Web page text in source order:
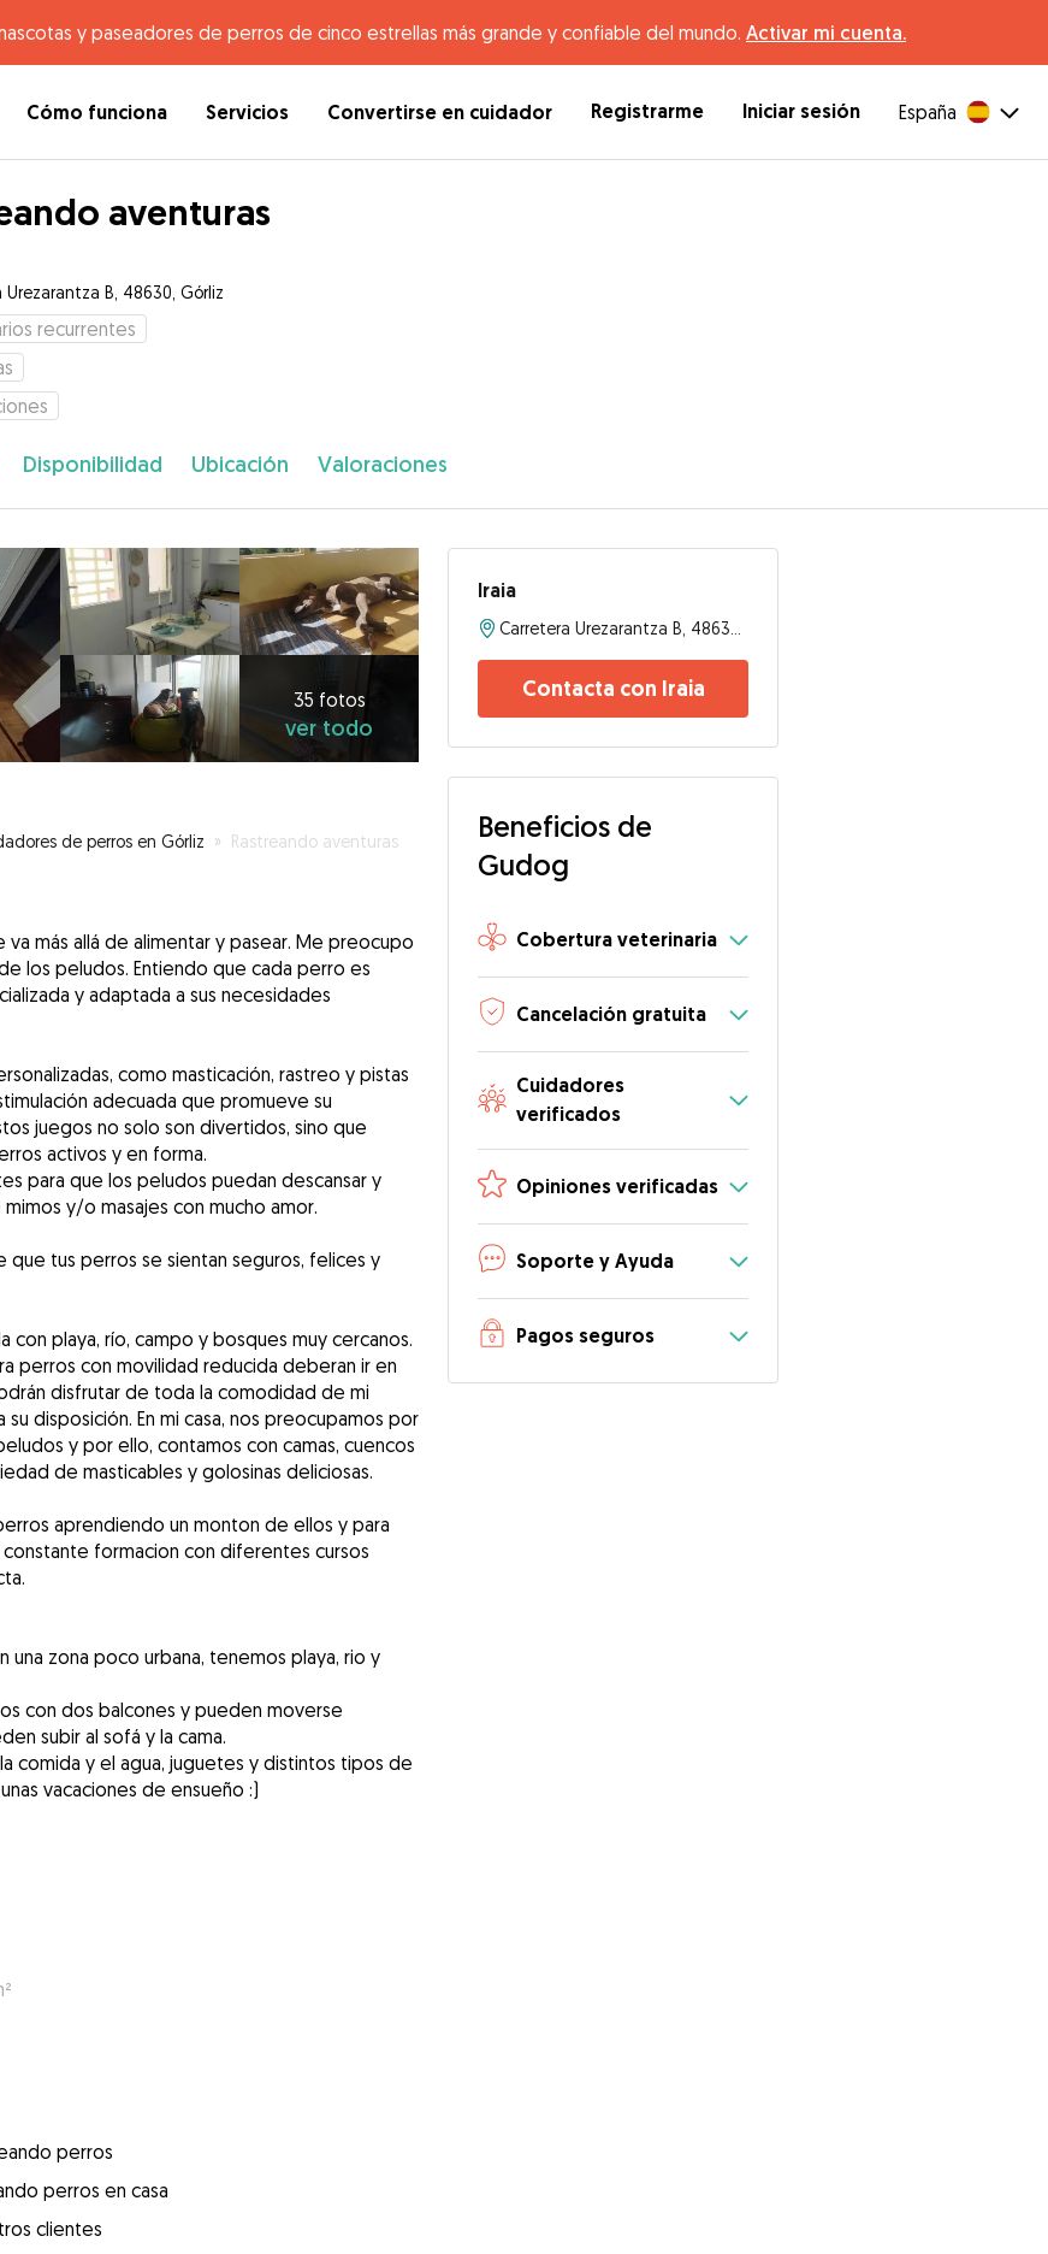
y paseadores de perros de cinco estrellas más grande y confiable del mundo. Activar mi cuenta.
Cómo funciona Servicios Convertirse en cuidador Registrarme Iniciar sesión España
aventuras
Urezarantza B, 48630, Górliz
recurrentes
Disponibilidad Ubicación Valoraciones
35 fotos
ver todo
de perros en Górliz » Rastreando aventuras
más allá de alimentar y pasear. Me preocupo
los peludos. Entiendo que cada perro es
y adaptada a sus necesidades
como masticación, rastreo y pistas
adecuada que promueve su
juegos no solo son divertidos, sino que
activos y en forma.
para que los peludos puedan descansar y
y/o masajes con mucho amor.
tus perros se sientan seguros, felices y
con playa, río, campo y bosques muy cercanos.
perros con movilidad reducida deberan ir en
disfrutar de toda la comodidad de mi
disposición. En mi casa, nos preocupamos por
y por ello, contamos con camas, cuencos
de masticables y golosinas deliciosas.
aprendiendo un monton de ellos y para
formacion con diferentes cursos
una zona poco urbana, tenemos playa, rio y
con dos balcones y pueden moverse
subir al sofá y la cama.
comida y el agua, juguetes y distintos tipos de
vacaciones de ensueño :)
perros
perros en casa
clientes
Iraia
Contacta con Iraia
Beneficios de
Gudog
Cobertura veterinaria
Cancelación gratuita
Cuidadores
verificados
Opiniones verificadas
Soporte y Ayuda
Pagos seguros